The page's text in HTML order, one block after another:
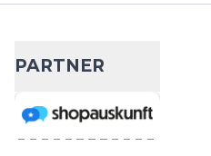
95,99 € 150,00 €
PARTNER